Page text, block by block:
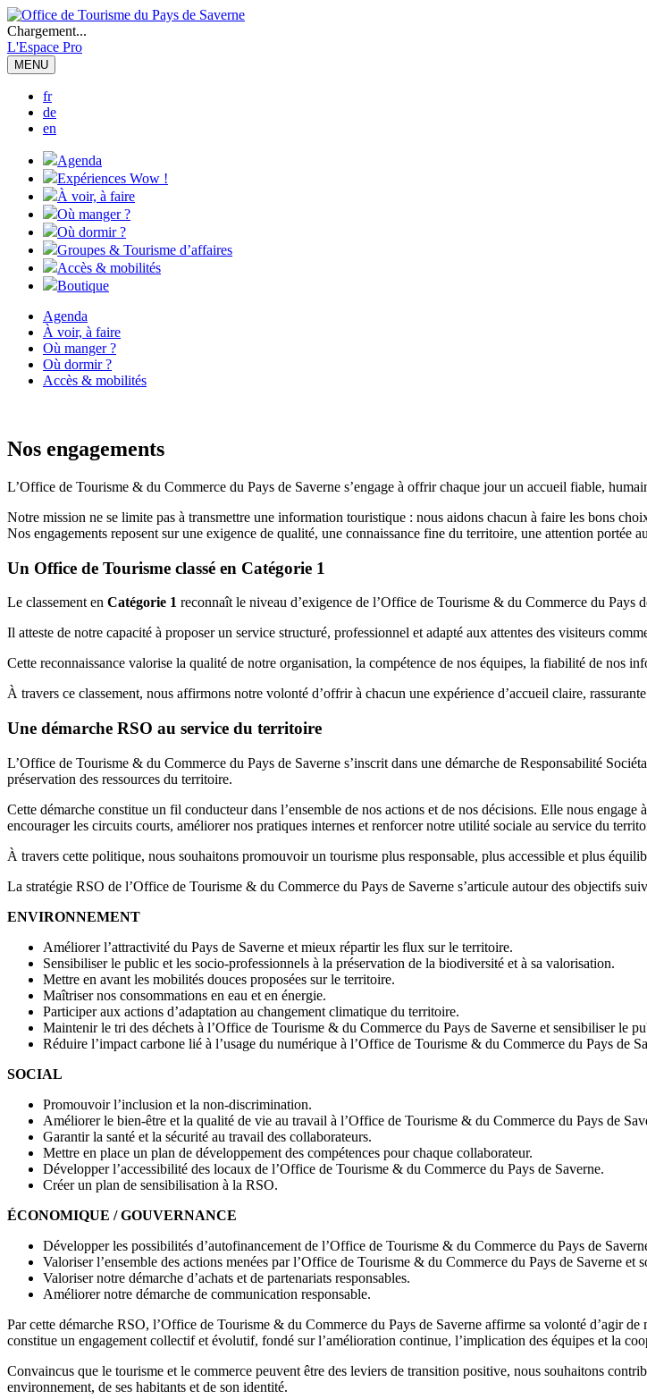
Chargement...
L'Espace Pro
MENU
fr
de
en
Agenda
Expériences Wow !
À voir, à faire
Où manger ?
Où dormir ?
Groupes & Tourisme d’affaires
Accès & mobilités
Boutique
Agenda
À voir, à faire
Où manger ?
Où dormir ?
Accès & mobilités
Nos engagements
L’Office de Tourisme & du Commerce du Pays de Saverne s’engage à offrir chaque jour un accueil fiable,
Notre mission ne se limite pas à transmettre une information touristique : nous aidons chacun à faire les bons
Nos engagements reposent sur une exigence de qualité, une connaissance fine du territoire, une attention portée
Un Office de Tourisme classé en Catégorie 1
Le classement en Catégorie 1 reconnaît le niveau d’exigence de l’Office de Tourisme & du Commerce du
Il atteste de notre capacité à proposer un service structuré, professionnel et adapté aux attentes des visiteurs
Cette reconnaissance valorise la qualité de notre organisation, la compétence de nos équipes, la fiabilité de nos
À travers ce classement, nous affirmons notre volonté d’offrir à chacun une expérience d’accueil claire,
Une démarche RSO au service du territoire
L’Office de Tourisme & du Commerce du Pays de Saverne s’inscrit dans une démarche de Responsabilité
préservation des ressources du territoire.
Cette démarche constitue un fil conducteur dans l’ensemble de nos actions et de nos décisions. Elle nous
encourager les circuits courts, améliorer nos pratiques internes et renforcer notre utilité sociale au service du
À travers cette politique, nous souhaitons promouvoir un tourisme plus responsable, plus accessible et plus
La stratégie RSO de l’Office de Tourisme & du Commerce du Pays de Saverne s’articule autour des objectifs
ENVIRONNEMENT
Améliorer l’attractivité du Pays de Saverne et mieux répartir les flux sur le territoire.
Sensibiliser le public et les socio-professionnels à la préservation de la biodiversité et à sa valorisation.
Mettre en avant les mobilités douces proposées sur le territoire.
Maîtriser nos consommations en eau et en énergie.
Participer aux actions d’adaptation au changement climatique du territoire.
Maintenir le tri des déchets à l’Office de Tourisme & du Commerce du Pays de Saverne et sensibiliser le
Réduire l’impact carbone lié à l’usage du numérique à l’Office de Tourisme & du Commerce du Pays de
SOCIAL
Promouvoir l’inclusion et la non-discrimination.
Améliorer le bien-être et la qualité de vie au travail à l’Office de Tourisme & du Commerce du Pays de
Garantir la santé et la sécurité au travail des collaborateurs.
Mettre en place un plan de développement des compétences pour chaque collaborateur.
Développer l’accessibilité des locaux de l’Office de Tourisme & du Commerce du Pays de Saverne.
Créer un plan de sensibilisation à la RSO.
ÉCONOMIQUE / GOUVERNANCE
Développer les possibilités d’autofinancement de l’Office de Tourisme & du Commerce du Pays de
Valoriser l’ensemble des actions menées par l’Office de Tourisme & du Commerce du Pays de Saverne et
Valoriser notre démarche d’achats et de partenariats responsables.
Améliorer notre démarche de communication responsable.
Par cette démarche RSO, l’Office de Tourisme & du Commerce du Pays de Saverne affirme sa volonté d’agir
constitue un engagement collectif et évolutif, fondé sur l’amélioration continue, l’implication des équipes et la
Convaincus que le tourisme et le commerce peuvent être des leviers de transition positive, nous souhaitons
environnement, de ses habitants et de son identité.